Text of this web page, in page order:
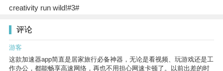
creativity run wild!#3#
评论
游客
这款加速器app简直是居家旅行必备神器，无论是看视频、玩游戏还是工
作办公，都能畅享高速网络，再也不用担心网速卡顿了。以前出差的时